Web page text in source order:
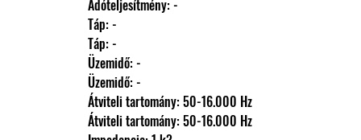
                Adóteljesítmény: -
                Táp: -
                Táp: -
                Üzemidő: -
                Üzemidő: -
                Átviteli tartomány: 50-16.000 Hz
                Átviteli tartomány: 50-16.000 Hz